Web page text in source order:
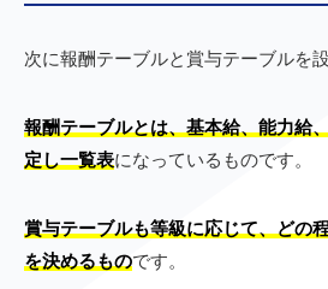
次に報酬テーブルと賞与テーブルを設
報酬テーブルとは、基本給、能力給
定し一覧表になっているものです。
賞与テーブルも等級に応じて、どの
を決めるものです。